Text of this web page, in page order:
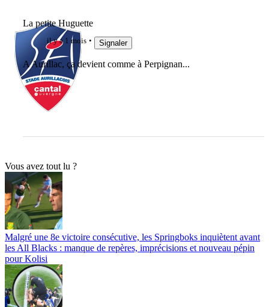
La petite Huguette
il y a 1 mois Signaler
A Aurillac, ça devient comme à Perpignan...
Vous avez tout lu ?
Malgré une 8e victoire consécutive, les Springboks inquiètent avant
les All Blacks : manque de repères, imprécisions et nouveau pépin
pour Kolisi